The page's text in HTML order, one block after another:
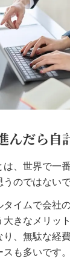
んだら自
は、世界で一
のではない
タイムで会社
きなメリット
り、無駄な経
も多いです。